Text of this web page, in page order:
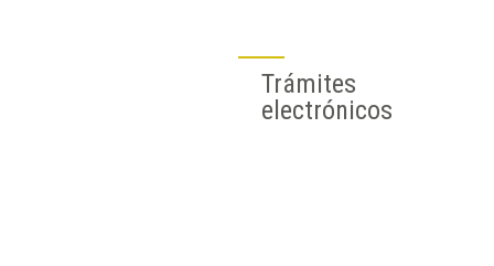
Trámites
electrónicos